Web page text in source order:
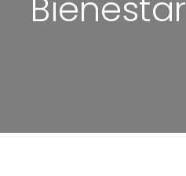
Bienestar